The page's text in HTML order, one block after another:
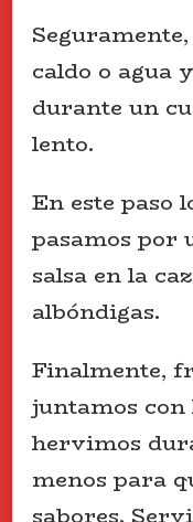
caldo o agua
durante un
lento.
En este paso
pasamos por
salsa en la
albóndigas.
Finalmente,
juntamos con
hervimos
menos para